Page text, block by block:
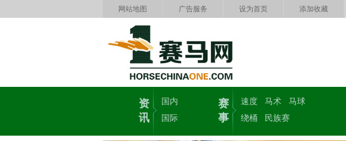
网站地图 广告服务 设为首页 添加收藏
资
讯
国内
国际
赛
事
速度 马术
马球
绕桶
民族赛